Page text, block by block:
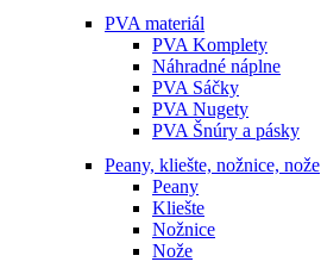
PVA materiál
PVA Komplety
Náhradné náplne
PVA Sáčky
PVA Nugety
PVA Šnúry a pásky
Peany, kliešte, nožnice, nože
Peany
Kliešte
Nožnice
Nože